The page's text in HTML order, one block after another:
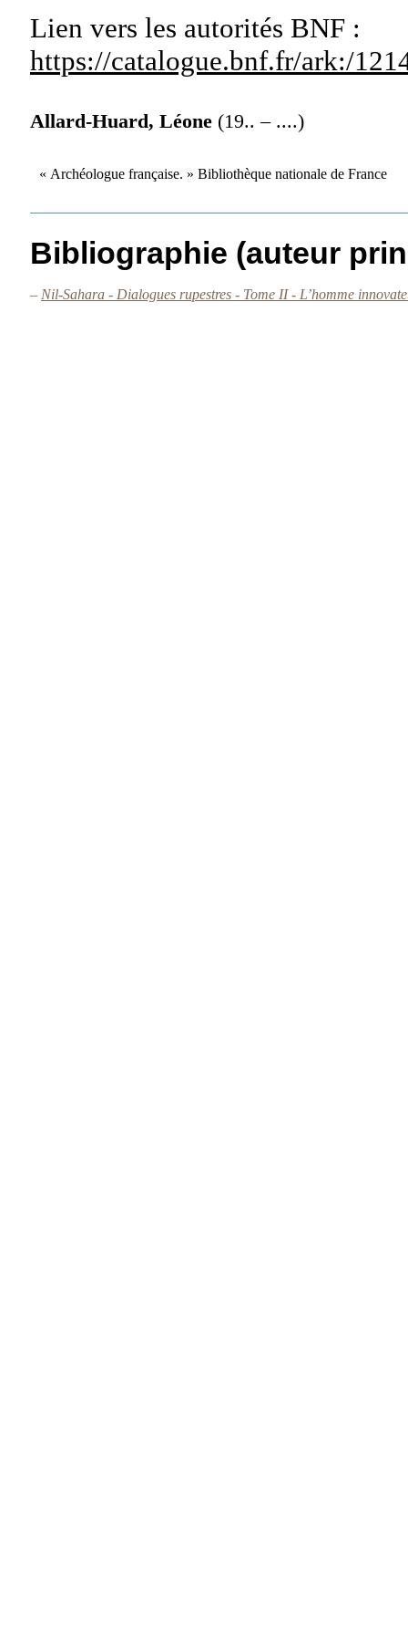
Lien vers les autorités BNF :
https://catalogue.bnf.fr/ark:/
Allard-Huard, Léone (19.. – ....)
« Archéologue française. » Bibliothèque nationale de France
Bibliographie (auteur
– Nil-Sahara - Dialogues rupestres - Tome II - L’homme